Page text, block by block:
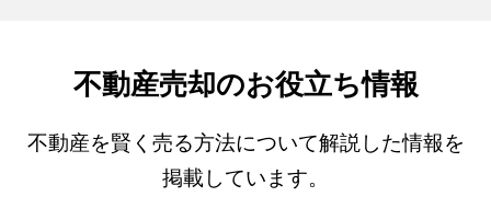
不動産売却のお役立ち情報
不動産を賢く売る方法について解説した情報を
掲載しています。